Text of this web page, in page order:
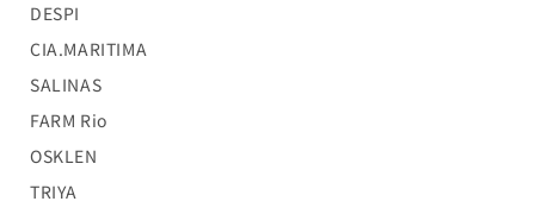
DESPI
CIA.MARITIMA
SALINAS
FARM Rio
OSKLEN
TRIYA